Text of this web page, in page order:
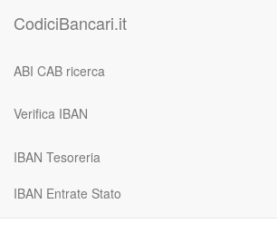
CodiciBancari.it
ABI CAB ricerca
Verifica IBAN
IBAN Tesoreria
IBAN Entrate Stato